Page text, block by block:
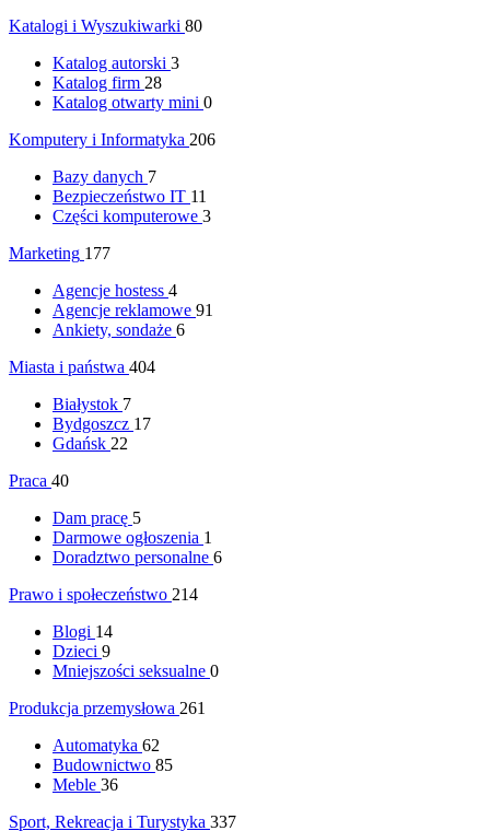
Katalogi i Wyszukiwarki 80
Katalog autorski 3
Katalog firm 28
Katalog otwarty mini 0
Komputery i Informatyka 206
Bazy danych 7
Bezpieczeństwo IT 11
Części komputerowe 3
Marketing 177
Agencje hostess 4
Agencje reklamowe 91
Ankiety, sondaże 6
Miasta i państwa 404
Białystok 7
Bydgoszcz 17
Gdańsk 22
Praca 40
Dam pracę 5
Darmowe ogłoszenia 1
Doradztwo personalne 6
Prawo i społeczeństwo 214
Blogi 14
Dzieci 9
Mniejszości seksualne 0
Produkcja przemysłowa 261
Automatyka 62
Budownictwo 85
Meble 36
Sport, Rekreacja i Turystyka 337